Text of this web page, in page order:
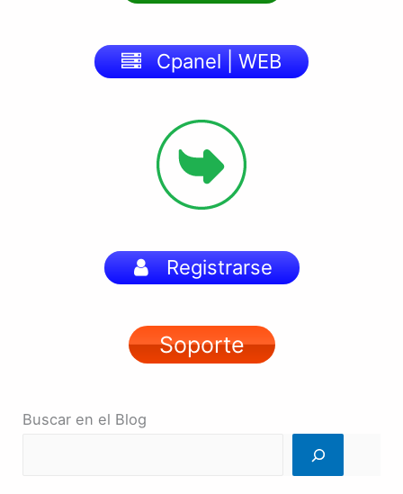
Cpanel | WEB
Registrarse
Soporte
Buscar en el Blog